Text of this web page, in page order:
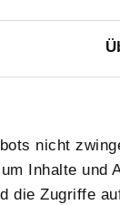
nicht
Inhalte und
die Zugriffe